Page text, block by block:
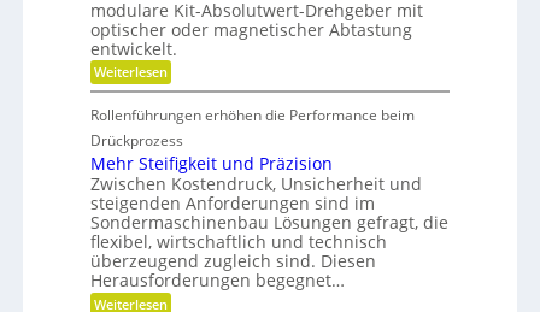
h
a
f
t
i
d
e
r
K
u
n
s
t
s
t
o
f
e
r
e
B
e
t
r
e
b
s
z
e
i
t
d
a
n
modulare Kit-Absolutwert-Drehgeber mit
optischer oder magnetischer Abtastung
entwickelt.
Weiterlesen:
B
t
t
e
r
e
-
u
n
d
g
e
Rollenführungen erhöhen die Performance beim
Drückprozess
Mehr Steifigkeit und Präzision
Zwischen Kostendruck, Unsicherheit und
steigenden Anforderungen sind im
Sondermaschinenbau Lösungen gefragt, die
flexibel, wirtschaftlich und technisch
überzeugend zugleich sind. Diesen
Herausforderungen begegnet…
Weiterlesen: